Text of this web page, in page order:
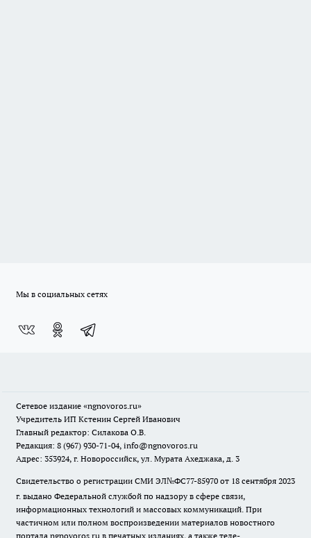
Мы в социальных сетях
Сетевое издание «ngnovoros.ru»
Учредитель ИП Кстенин Сергей Иванович
Главный редактор: Силакова О.В.
Редакция: 8 (967) 930-71-04, info@ngnovoros.ru
Адрес: 353924, г. Новороссийск, ул. Мурата Ахеджака, д. 3
Свидетельство о регистрации СМИ ЭЛ№ФС77-85970 от 18 сентября 2023
г. выдано Федеральной службой по надзору в сфере связи,
информационных технологий и массовых коммуникаций. При
частичном или полном воспроизведении материалов новостного
портала ngnovoros.ru в печатных изданиях, а также теле-